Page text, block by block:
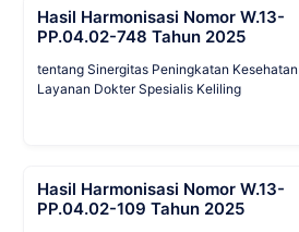
Hasil Harmonisasi Nomor W.13-
PP.04.02-748 Tahun 2025
tentang Sinergitas Peningkatan
Layanan Dokter Spesialis Keliling
Hasil Harmonisasi Nomor W.13-
PP.04.02-109 Tahun 2025